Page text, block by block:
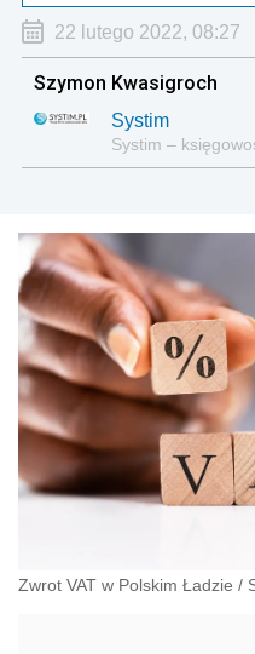
22 lutego 2022, 08:27
Szymon Kwasigroch
Systim
Systim –
Zwrot VAT w Polskim Ładzie /